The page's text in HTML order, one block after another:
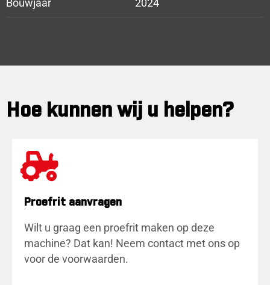
Bouwjaar 2024
Hoe kunnen wij u helpen?
Proefrit aanvragen
Wilt u graag een proefrit maken op deze
machine? Dat kan! Neem contact met ons op
voor de voorwaarden.